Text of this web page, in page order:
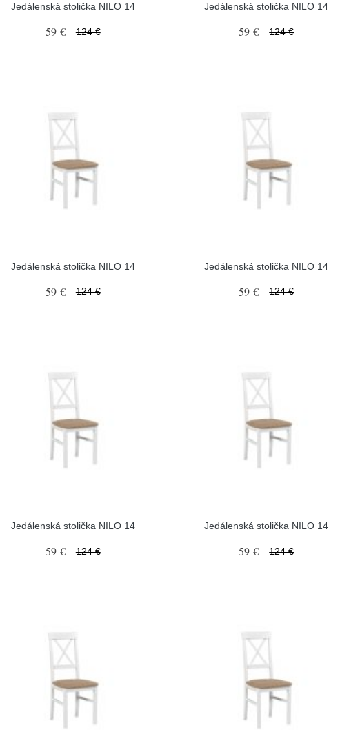
Jedálenská stolička NILO 14
59 € 124 €
Jedálenská stolička NILO 14
59 € 124 €
Jedálenská stolička NILO 14
59 € 124 €
Jedálenská stolička NILO 14
59 € 124 €
Jedálenská stolička NILO 14
59 € 124 €
Jedálenská stolička NILO 14
59 € 124 €